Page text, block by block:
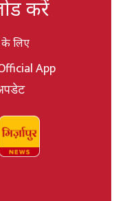
करें
के लिए
App